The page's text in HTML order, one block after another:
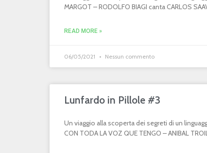
MARGOT – RODOLFO BIAGI canta CARLOS
READ MORE »
06/05/2021 Nessun commento
Lunfardo in Pillole #3
Un viaggio alla scoperta dei segreti di un
CON TODA LA VOZ QUE TENGO – ANIBAL